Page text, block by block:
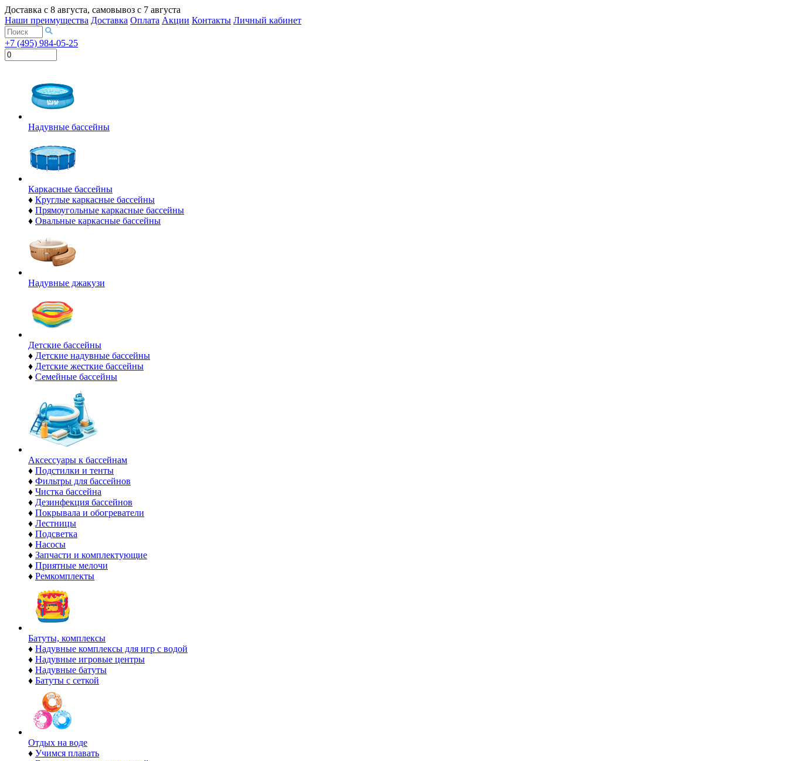
Доставка с 8 августа, самовывоз с 7 августа
Наши преимущества Доставка Оплата Акции Контакты Личный кабинет
+7 (495) 984-05-25
Надувные бассейны
Каркасные бассейны
♦ Круглые каркасные бассейны
♦ Прямоугольные каркасные бассейны
♦ Овальные каркасные бассейны
Надувные джакузи
Детские бассейны
♦ Детские надувные бассейны
♦ Детские жесткие бассейны
♦ Семейные бассейны
Аксессуары к бассейнам
♦ Подстилки и тенты
♦ Фильтры для бассейнов
♦ Чистка бассейна
♦ Дезинфекция бассейнов
♦ Покрывала и обогреватели
♦ Лестницы
♦ Подсветка
♦ Насосы
♦ Запчасти и комплектующие
♦ Приятные мелочи
♦ Ремкомплекты
Батуты, комплексы
♦ Надувные комплексы для игр с водой
♦ Надувные игровые центры
♦ Надувные батуты
♦ Батуты с сеткой
Отдых на воде
♦ Учимся плавать